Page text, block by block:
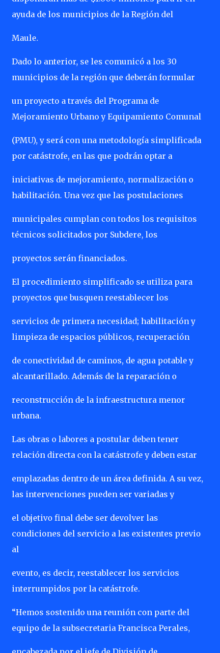
ayuda de los municipios de la Región del
Maule.
Dado lo anterior, se les comunicó a los 30
municipios de la región que deberán formular
un proyecto a través del Programa de
Mejoramiento Urbano y Equipamiento Comunal
(PMU), y será con una metodología simplificada
por catástrofe, en las que podrán optar a
iniciativas de mejoramiento, normalización o
habilitación. Una vez que las postulaciones
municipales cumplan con todos los requisitos
técnicos solicitados por Subdere, los
proyectos serán financiados.
El procedimiento simplificado se utiliza para
proyectos que busquen reestablecer los
servicios de primera necesidad; habilitación y
limpieza de espacios públicos, recuperación
de conectividad de caminos, de agua potable y
alcantarillado. Además de la reparación o
reconstrucción de la infraestructura menor
urbana.
Las obras o labores a postular deben tener
relación directa con la catástrofe y deben estar
emplazadas dentro de un área definida. A su vez,
las intervenciones pueden ser variadas y
el objetivo final debe ser devolver las
condiciones del servicio a las existentes previo
al
evento, es decir, reestablecer los servicios
interrumpidos por la catástrofe.
“Hemos sostenido una reunión con parte del
equipo de la subsecretaria Francisca Perales,